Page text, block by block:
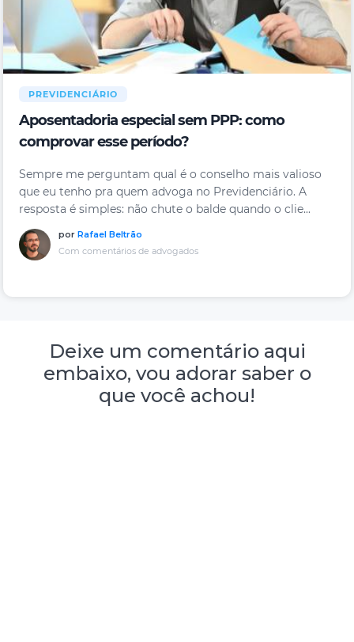
PREVIDENCIÁRIO
Aposentadoria especial sem PPP: como
comprovar esse período?
Sempre me perguntam qual é o conselho mais valioso
que eu tenho pra quem advoga no Previdenciário. A
resposta é simples: não chute o balde quando o clie...
por Rafael Beltrão
Com comentários de advogados
Deixe um comentário aqui
embaixo, vou adorar saber o
que você achou!